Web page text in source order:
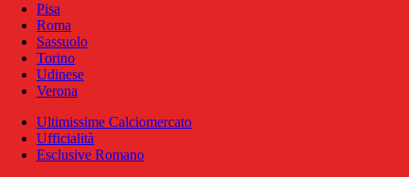
Pisa
Roma
Sassuolo
Torino
Udinese
Verona
Ultimissime Calciomercato
Ufficialità
Esclusive Romano